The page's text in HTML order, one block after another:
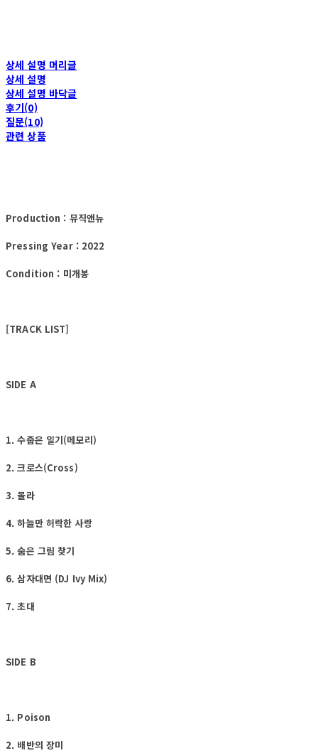
상세 설명 머리글
상세 설명
상세 설명 바닥글
후기(0)
질문(10)
관련 상품
Production : 뮤직앤뉴
Pressing Year : 2022
Condition : 미개봉
[TRACK LIST]
SIDE A
1. 수줍은 일기(메모리)
2. 크로스(Cross)
3. 몰라
4. 하늘만 허락한 사랑
5. 숨은 그림 찾기
6. 삼자대면 (DJ Ivy Mix)
7. 초대
SIDE B
1. Poison
2. 배반의 장미